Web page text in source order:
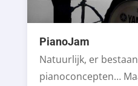
PianoJam
Natuurlijk, er
pianoconcepten…